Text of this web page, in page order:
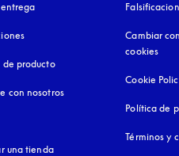
de producto
con nosotros
una tienda
Cambiar
cookies
Cookie
Política de
Términos y